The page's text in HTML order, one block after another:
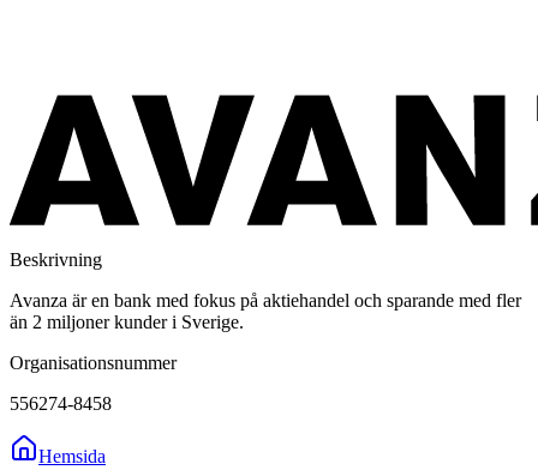
Beskrivning
Avanza är en bank med fokus på aktiehandel och sparande med fler
än 2 miljoner kunder i Sverige.
Organisationsnummer
556274-8458
Hemsida